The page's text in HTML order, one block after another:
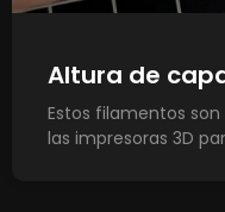
Altura de
Estos filamentos
las impresoras 3D